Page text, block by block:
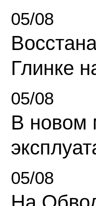
05/08
Глинке
05/08
В новом
05/08